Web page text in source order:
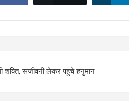
शक्ति, संजीवनी लेकर पहुंचे हनुमान